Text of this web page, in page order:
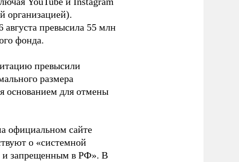
организацией).
августа превысила 55 млн
фонда.
превысили
размера
основанием для отмены
официальном сайте
о «системной
и запрещенным в РФ». В